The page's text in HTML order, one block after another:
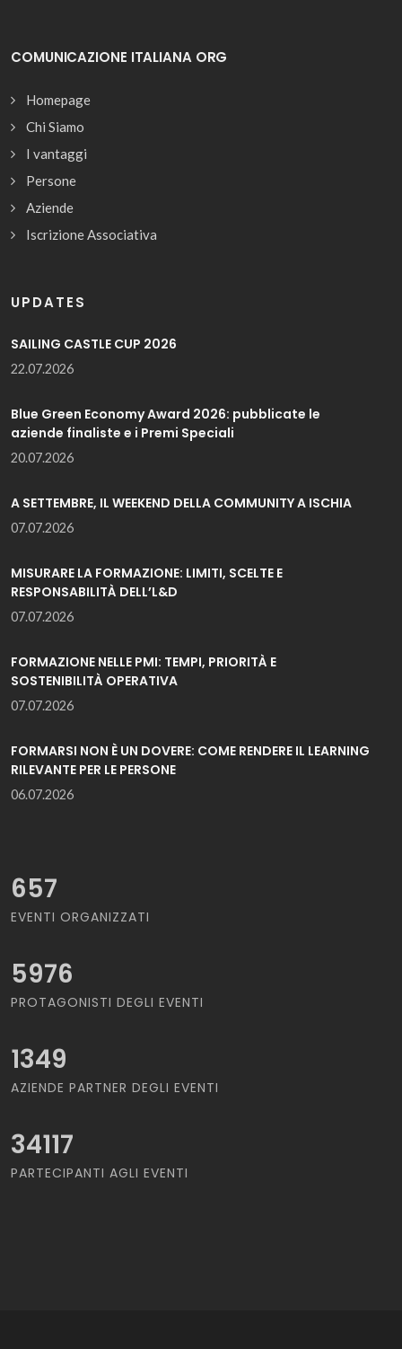
COMUNICAZIONE ITALIANA ORG
Homepage
Chi Siamo
I vantaggi
Persone
Aziende
Iscrizione Associativa
UPDATES
SAILING CASTLE CUP 2026
22.07.2026
Blue Green Economy Award 2026: pubblicate le
aziende finaliste e i Premi Speciali
20.07.2026
A SETTEMBRE, IL WEEKEND DELLA COMMUNITY A ISCHIA
07.07.2026
MISURARE LA FORMAZIONE: LIMITI, SCELTE E
RESPONSABILITÀ DELL’L&D
07.07.2026
FORMAZIONE NELLE PMI: TEMPI, PRIORITÀ E
SOSTENIBILITÀ OPERATIVA
07.07.2026
FORMARSI NON È UN DOVERE: COME RENDERE IL LEARNING
RILEVANTE PER LE PERSONE
06.07.2026
657
EVENTI ORGANIZZATI
5976
PROTAGONISTI DEGLI EVENTI
1349
AZIENDE PARTNER DEGLI EVENTI
34117
PARTECIPANTI AGLI EVENTI